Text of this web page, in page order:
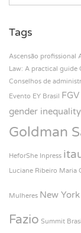
Tags
Ascensão profissional
Law: A practical guide
Conselhos de
Evento EY Brasil FGV
gender inequality
Goldman
HeforShe Inpress
Luciane Ribeiro Maria
Mulheres New York
Fazio Summit